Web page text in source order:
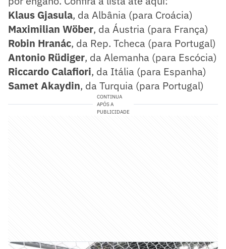
Klaus Gjasula, da Albânia (para Croácia)
Maximilian Wöber, da Áustria (para França)
Robin Hranác, da Rep. Tcheca (para Portugal)
Antonio Rüdiger, da Alemanha (para Escócia)
Riccardo Calafiori, da Itália (para Espanha)
Samet Akaydin, da Turquia (para Portugal)
CONTINUA
APÓS A
PUBLICIDADE